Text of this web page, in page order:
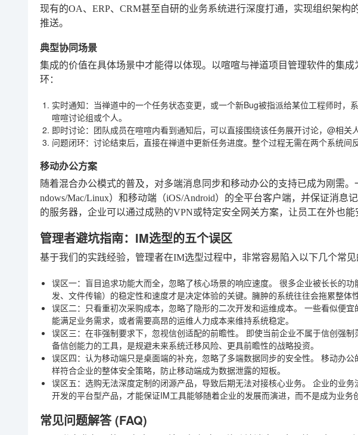
现有的OA、ERP、CRM甚至自研的业务系统进行深度打通，实现组织架构
推送。
典型协同场景
集成的价值在具体场景中才能得以体现。以喧喧与禅道项目管理软件的集
环：
实时通知：当禅道中的一个任务状态变更，或一个新Bug被指派给某位工程师时，
喧喧讨论组或个人。
即时讨论：团队成员在喧喧内看到通知后，可以直接围绕该任务展开讨论，@相关
问题闭环：讨论结束后，直接在禅道中更新任务进度。整个过程无需在两个系统间
移动办公方案
随着混合办公模式的普及，对多端消息同步和移动办公的支持已成为刚需
ndows/Mac/Linux）和移动端（iOS/Android）的全平台客户端，并保证消息
的服务器，企业可以通过成熟的VPN或特定安全网关方案，让员工在外也
管理者避坑指南：IM选型的五个误区
基于我们的实践经验，管理者在IM选型过程中，非常容易陷入以下几个常见
误区一：盲目追求功能大而全，忽略了核心场景的响应速度。
很多企业被长长的
发、文件传输）的稳定性和速度才是决定体验的关键。臃肿的系统往往会拖累整体性
误区二：只看重初次采购成本，忽略了隐形的二次开发和运维成本。
一些看似便宜
能满足业务需求，或者需要高昂的运维人力成本来维持系统稳定。
误区三：在非强制要求下，忽视信创适配的前瞻性。
即使当前企业不属于信创强
备信创能力的工具，是规避未来系统迁移风险、更具前瞻性的战略投资。
误区四：认为移动端只是桌面端的补充，忽略了多端数据同步的安全性。
移动办公
样符合企业的整体安全策略，防止移动端成为数据泄露的短板。
误区五：选购无法深度定制的闭源产品，导致后期无法对接核心业务。
企业的业务
开发的平台型产品，才能保证IM工具能够随着企业的发展而演进，而不是成为业务
常见问题解答 (FAQ)